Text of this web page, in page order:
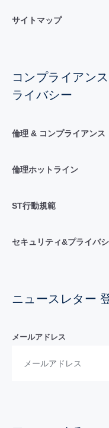
サイトマップ
コンプライアン
ライバシー
倫理 & コンプライアンス
倫理ホットライン
ST行動規範
セキュリティ&プライバ
ニュースレター
メールアドレス